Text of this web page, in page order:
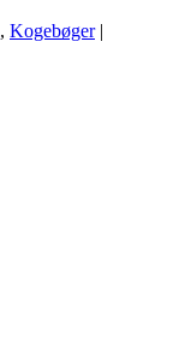
, Kogebøger|